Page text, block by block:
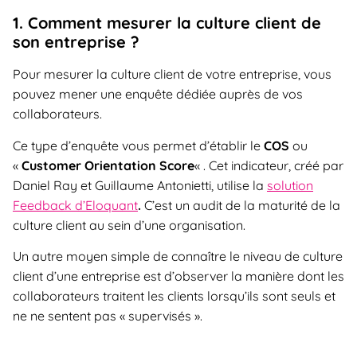
1. Comment mesurer la culture client de
son entreprise ?
Pour mesurer la culture client de votre entreprise, vous
pouvez mener une enquête dédiée auprès de vos
collaborateurs.
Ce type d’enquête vous permet d’établir le COS ou
« Customer Orientation Score« . Cet indicateur, créé par
Daniel Ray et Guillaume Antonietti, utilise la solution
Feedback d’Eloquant. C’est un audit de la maturité de la
culture client au sein d’une organisation.
Un autre moyen simple de connaître le niveau de culture
client d’une entreprise est d’observer la manière dont les
collaborateurs traitent les clients lorsqu’ils sont seuls et
ne ne sentent pas « supervisés ».